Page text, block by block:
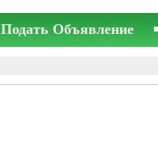
Подать Объявление